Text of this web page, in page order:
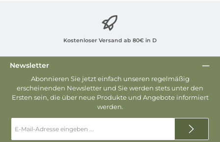
Kostenloser Versand ab 80€ in D
Newsletter
Abonnieren Sie jetzt einfach unseren regelmäßig
erscheinenden Newsletter und Sie werden stets unter den
Ersten sein, die über neue Produkte und Angebote informiert
werden.
Mail-
Adresse